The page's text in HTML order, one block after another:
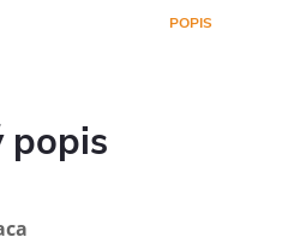
POPIS
popis